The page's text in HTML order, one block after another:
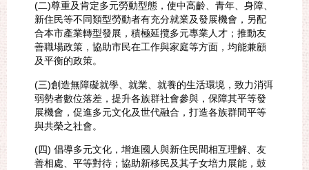
(二)尊重及肯定多元勞動型態，使中高齡、青年、身障、
新住民等不同類型勞動者有充分就業及發展機會，另配
合本市產業轉型發展，積極延攬多元專業人才；推動友
善職場政策，協助市民在工作與家庭等方面，均能兼顧
及平衡的政策。
(三)創造無障礙就學、就業、就養的生活環境，致力消弭
弱勢者數位落差，提升各族群社會參與，保障其平等發
展機會，促進多元文化及世代融合，打造各族群間平等
與共榮之社會。
(四) 倡導多元文化，增進國人與新住民間相互理解、友
善相處、平等對待；協助新移民及其子女培力展能，鼓